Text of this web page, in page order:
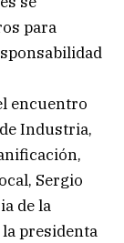
para
encuentro
Industria,
Sergio
de la
presidenta